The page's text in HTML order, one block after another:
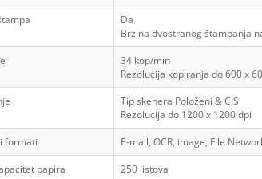
Da
Brzina dvostranog štampanja
34 kop/min
Rezolucija kopiranja do 600 x
Tip skenera Položeni & CIS
Rezolucija do 1200 x 1200 dpi
formati
E-mail, OCR, image, File
papira
250 listova